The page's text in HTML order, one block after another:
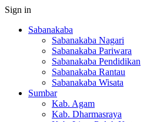
Sign in
Sabanakaba
Sabanakaba Nagari
Sabanakaba Pariwara
Sabanakaba Pendidikan
Sabanakaba Rantau
Sabanakaba Wisata
Sumbar
Kab. Agam
Kab. Dharmasraya